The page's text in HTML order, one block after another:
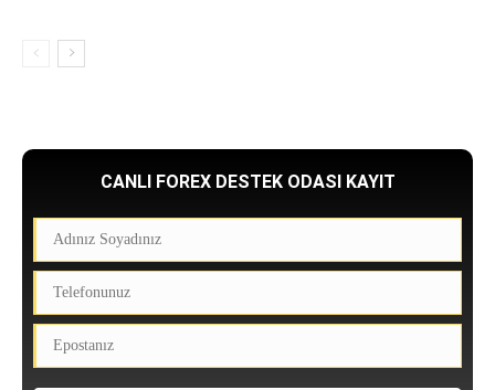
CANLI FOREX DESTEK ODASI KAYIT